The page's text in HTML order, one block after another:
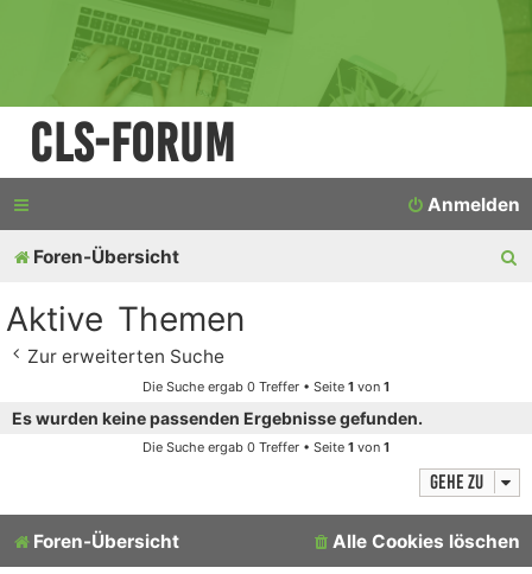
CLS-Forum
Anmelden
Foren-Übersicht
Aktive Themen
Zur erweiterten Suche
Die Suche ergab 0 Treffer • Seite 1 von 1
Es wurden keine passenden Ergebnisse gefunden.
Die Suche ergab 0 Treffer • Seite 1 von 1
Gehe zu
Foren-Übersicht Alle Cookies löschen